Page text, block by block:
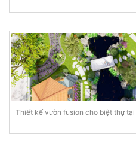
Thiết kế vườn fusion cho biệt thự